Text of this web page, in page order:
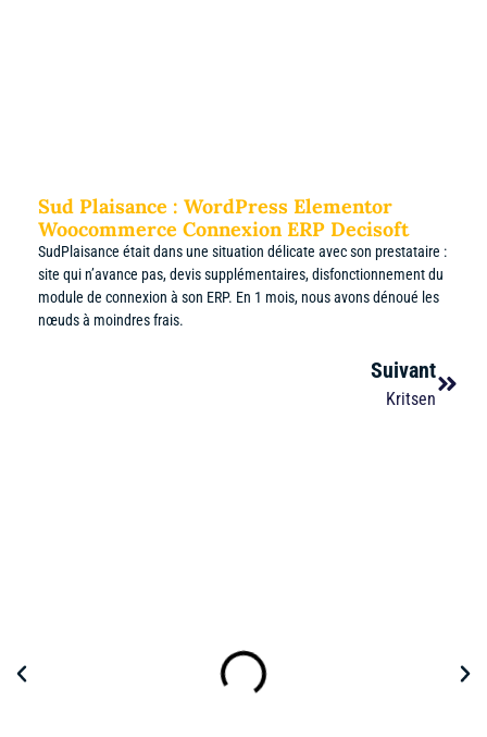
Sud Plaisance : WordPress Elementor
Woocommerce Connexion ERP Decisoft
SudPlaisance était dans une situation délicate avec son prestataire :
site qui n’avance pas, devis supplémentaires, disfonctionnement du
module de connexion à son ERP. En 1 mois, nous avons dénoué les
nœuds à moindres frais.
Suivant
Kritsen